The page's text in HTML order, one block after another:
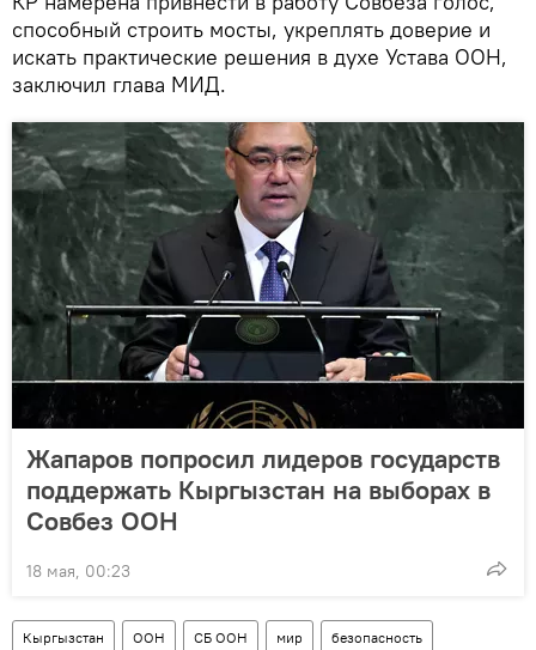
способный строить мосты, укреплять доверие и
искать практические решения в духе Устава ООН,
заключил глава МИД.
Жапаров попросил лидеров государств
поддержать Кыргызстан на выборах в
Совбез ООН
18 мая, 00:23
Кыргызстан ООН СБ ООН мир безопасность